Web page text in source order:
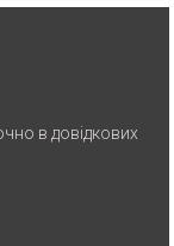
в довідкових